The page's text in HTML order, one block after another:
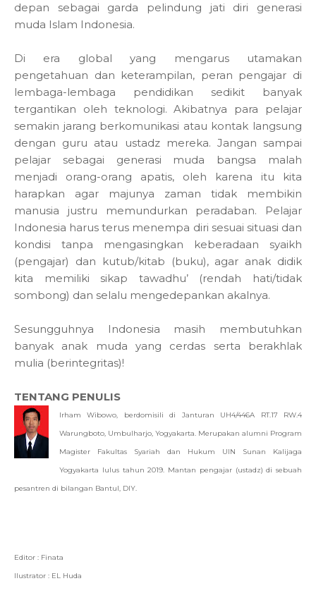
depan sebagai garda pelindung jati diri generasi
muda Islam Indonesia.
Di era global yang mengarus utamakan
pengetahuan dan keterampilan, peran pengajar di
lembaga-lembaga pendidikan sedikit banyak
tergantikan oleh teknologi. Akibatnya para pelajar
semakin jarang berkomunikasi atau kontak langsung
dengan guru atau ustadz mereka. Jangan sampai
pelajar sebagai generasi muda bangsa malah
menjadi orang-orang apatis, oleh karena itu kita
harapkan agar majunya zaman tidak membikin
manusia justru memundurkan peradaban. Pelajar
Indonesia harus terus menempa diri sesuai situasi dan
kondisi tanpa mengasingkan keberadaan syaikh
(pengajar) dan kutub/kitab (buku), agar anak didik
kita memiliki sikap tawadhu’ (rendah hati/tidak
sombong) dan selalu mengedepankan akalnya.
Sesungguhnya Indonesia masih membutuhkan
banyak anak muda yang cerdas serta berakhlak
mulia (berintegritas)!
TENTANG PENULIS
Irham Wibowo, berdomisili di Janturan UH4/446A RT.17 RW.4
Warungboto, Umbulharjo, Yogyakarta. Merupakan alumni Program
Magister Fakultas Syariah dan Hukum UIN Sunan Kalijaga
Yogyakarta lulus tahun 2019. Mantan pengajar (ustadz) di sebuah
pesantren di bilangan Bantul, DIY.
Editor : Finata
Ilustrator : EL Huda